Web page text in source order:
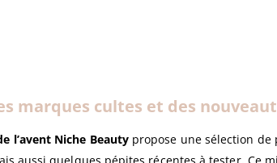
marques cultes et des
l’avent Niche Beautypropose une sélection de